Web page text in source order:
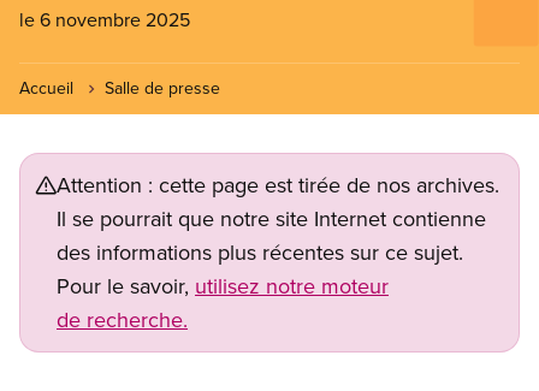
le 6 novembre 2025
Accueil Salle de presse
Attention : cette page est tirée de nos archives.
Il se pourrait que notre site Internet contienne
des informations plus récentes sur ce sujet.
Pour le savoir, utilisez notre moteur
de recherche.